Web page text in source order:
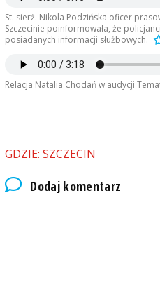
St. sierż. Nikola Podzińska oficer
Szczecinie poinformowała, że
posiadanych informacji służbowych.
Relacja Natalia Chodań w audycji
GDZIE: SZCZECIN
Dodaj komentarz